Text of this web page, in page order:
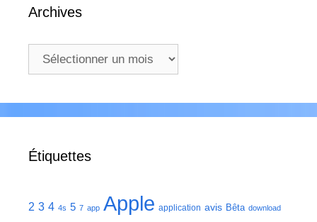
Archives
Archives
Étiquettes
2 3 4 4s 5 7 app Apple application avis Bêta download